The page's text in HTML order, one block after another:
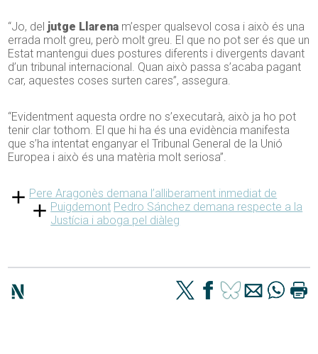
“Jo, del jutge Llarena m’esper qualsevol cosa i això és una
errada molt greu, però molt greu. El que no pot ser és que un
Estat mantengui dues postures diferents i divergents davant
d’un tribunal internacional. Quan això passa s’acaba pagant
car, aquestes coses surten cares”, assegura.
“Evidentment aquesta ordre no s’executarà, això ja ho pot
tenir clar tothom. El que hi ha és una evidència manifesta
que s’ha intentat enganyar el Tribunal General de la Unió
Europea i això és una matèria molt seriosa”.
Pere Aragonès demana l’alliberament inmediat de
Puigdemont Pedro Sánchez demana respecte a la
Justícia i aboga pel diàleg